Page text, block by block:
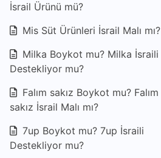
İsrail Ürünü mü?
Mis Süt Ürünleri İsrail Malı mı?
Milka Boykot mu? Milka İsraili
Destekliyor mu?
Falım sakız Boykot mu? Falım
sakız İsrail Malı mı?
7up Boykot mu? 7up İsraili
Destekliyor mu?